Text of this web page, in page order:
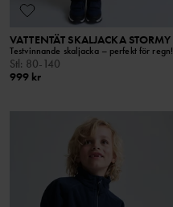
VATTENTÄT SKALJACKA STORMY
Testvinnande skaljacka – perfekt för regn!
Stl : 80-140
999 kr